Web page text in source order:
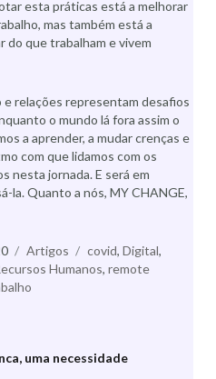
esta práticas está a melhorar
mas também está a
que trabalham e vivem
relações representam desafios
o mundo lá fora assim o
a aprender, a mudar crenças e
com que lidamos com os
nesta jornada. E será em
la. Quanto a nós, MY CHANGE,
Categorias
Artigos Etiquetas
covid, Digital,
Humanos, remote
uma necessidade